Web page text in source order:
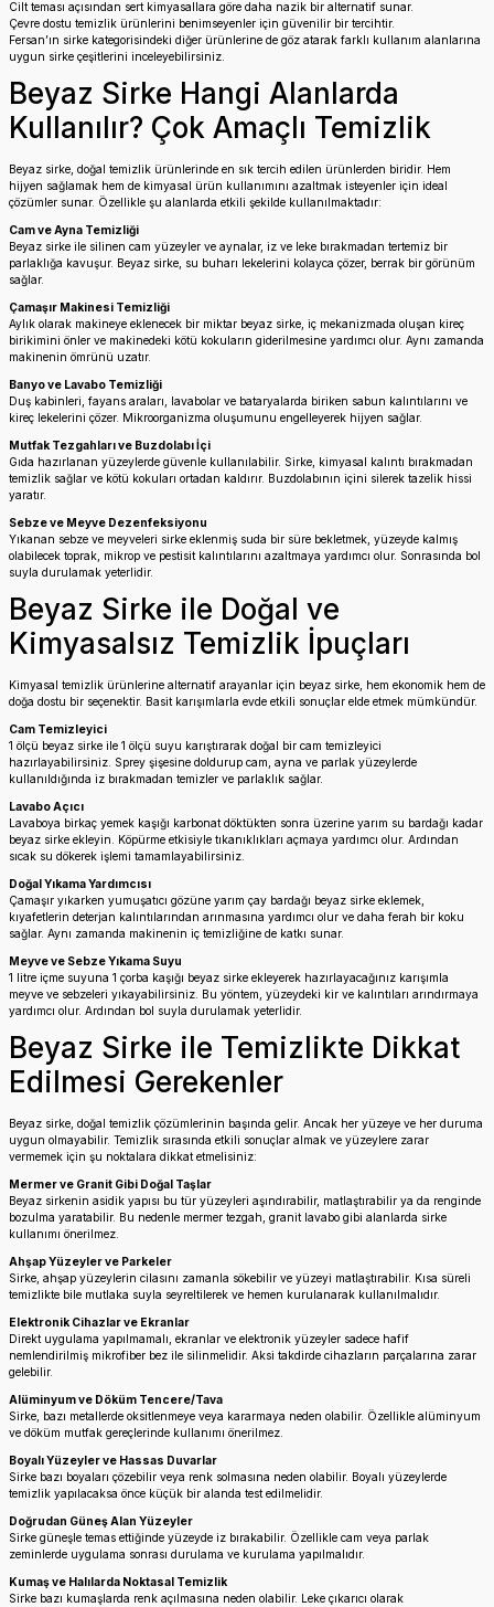
Cilt teması açısından sert kimyasallara göre daha nazik bir alternatif sunar.
Çevre dostu temizlik ürünlerini benimseyenler için güvenilir bir tercihtir.
Fersan’ın sirke kategorisindeki diğer ürünlerine de göz atarak farklı kullanım alanlarına
uygun sirke çeşitlerini inceleyebilirsiniz.
Beyaz Sirke Hangi Alanlarda
Kullanılır? Çok Amaçlı Temizlik
Beyaz sirke, doğal temizlik ürünlerinde en sık tercih edilen ürünlerden biridir. Hem
hijyen sağlamak hem de kimyasal ürün kullanımını azaltmak isteyenler için ideal
çözümler sunar. Özellikle şu alanlarda etkili şekilde kullanılmaktadır:
Cam ve Ayna Temizliği
Beyaz sirke ile silinen cam yüzeyler ve aynalar, iz ve leke bırakmadan tertemiz bir
parlaklığa kavuşur. Beyaz sirke, su buharı lekelerini kolayca çözer, berrak bir görünüm
sağlar.
Çamaşır Makinesi Temizliği
Aylık olarak makineye eklenecek bir miktar beyaz sirke, iç mekanizmada oluşan kireç
birikimini önler ve makinedeki kötü kokuların giderilmesine yardımcı olur. Aynı zamanda
makinenin ömrünü uzatır.
Banyo ve Lavabo Temizliği
Duş kabinleri, fayans araları, lavabolar ve bataryalarda biriken sabun kalıntılarını ve
kireç lekelerini çözer. Mikroorganizma oluşumunu engelleyerek hijyen sağlar.
Mutfak Tezgahları ve Buzdolabı İçi
Gıda hazırlanan yüzeylerde güvenle kullanılabilir. Sirke, kimyasal kalıntı bırakmadan
temizlik sağlar ve kötü kokuları ortadan kaldırır. Buzdolabının içini silerek tazelik hissi
yaratır.
Sebze ve Meyve Dezenfeksiyonu
Yıkanan sebze ve meyveleri sirke eklenmiş suda bir süre bekletmek, yüzeyde kalmış
olabilecek toprak, mikrop ve pestisit kalıntılarını azaltmaya yardımcı olur. Sonrasında bol
suyla durulamak yeterlidir.
Beyaz Sirke ile Doğal ve
Kimyasalsız Temizlik İpuçları
Kimyasal temizlik ürünlerine alternatif arayanlar için beyaz sirke, hem ekonomik hem de
doğa dostu bir seçenektir. Basit karışımlarla evde etkili sonuçlar elde etmek mümkündür.
Cam Temizleyici
1 ölçü beyaz sirke ile 1 ölçü suyu karıştırarak doğal bir cam temizleyici
hazırlayabilirsiniz. Sprey şişesine doldurup cam, ayna ve parlak yüzeylerde
kullanıldığında iz bırakmadan temizler ve parlaklık sağlar.
Lavabo Açıcı
Lavaboya birkaç yemek kaşığı karbonat döktükten sonra üzerine yarım su bardağı kadar
beyaz sirke ekleyin. Köpürme etkisiyle tıkanıklıkları açmaya yardımcı olur. Ardından
sıcak su dökerek işlemi tamamlayabilirsiniz.
Doğal Yıkama Yardımcısı
Çamaşır yıkarken yumuşatıcı gözüne yarım çay bardağı beyaz sirke eklemek,
kıyafetlerin deterjan kalıntılarından arınmasına yardımcı olur ve daha ferah bir koku
sağlar. Aynı zamanda makinenin iç temizliğine de katkı sunar.
Meyve ve Sebze Yıkama Suyu
1 litre içme suyuna 1 çorba kaşığı beyaz sirke ekleyerek hazırlayacağınız karışımla
meyve ve sebzeleri yıkayabilirsiniz. Bu yöntem, yüzeydeki kir ve kalıntıları arındırmaya
yardımcı olur. Ardından bol suyla durulamak yeterlidir.
Beyaz Sirke ile Temizlikte Dikkat
Edilmesi Gerekenler
Beyaz sirke, doğal temizlik çözümlerinin başında gelir. Ancak her yüzeye ve her duruma
uygun olmayabilir. Temizlik sırasında etkili sonuçlar almak ve yüzeylere zarar
vermemek için şu noktalara dikkat etmelisiniz:
Mermer ve Granit Gibi Doğal Taşlar
Beyaz sirkenin asidik yapısı bu tür yüzeyleri aşındırabilir, matlaştırabilir ya da renginde
bozulma yaratabilir. Bu nedenle mermer tezgah, granit lavabo gibi alanlarda sirke
kullanımı önerilmez.
Ahşap Yüzeyler ve Parkeler
Sirke, ahşap yüzeylerin cilasını zamanla sökebilir ve yüzeyi matlaştırabilir. Kısa süreli
temizlikte bile mutlaka suyla seyreltilerek ve hemen kurulanarak kullanılmalıdır.
Elektronik Cihazlar ve Ekranlar
Direkt uygulama yapılmamalı, ekranlar ve elektronik yüzeyler sadece hafif
nemlendirilmiş mikrofiber bez ile silinmelidir. Aksi takdirde cihazların parçalarına zarar
gelebilir.
Alüminyum ve Döküm Tencere/Tava
Sirke, bazı metallerde oksitlenmeye veya kararmaya neden olabilir. Özellikle alüminyum
ve döküm mutfak gereçlerinde kullanımı önerilmez.
Boyalı Yüzeyler ve Hassas Duvarlar
Sirke bazı boyaları çözebilir veya renk solmasına neden olabilir. Boyalı yüzeylerde
temizlik yapılacaksa önce küçük bir alanda test edilmelidir.
Doğrudan Güneş Alan Yüzeyler
Sirke güneşle temas ettiğinde yüzeyde iz bırakabilir. Özellikle cam veya parlak
zeminlerde uygulama sonrası durulama ve kurulama yapılmalıdır.
Kumaş ve Halılarda Noktasal Temizlik
Sirke bazı kumaşlarda renk açılmasına neden olabilir. Leke çıkarıcı olarak